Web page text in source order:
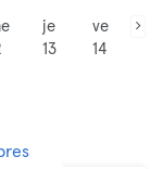
je
13
ve
14